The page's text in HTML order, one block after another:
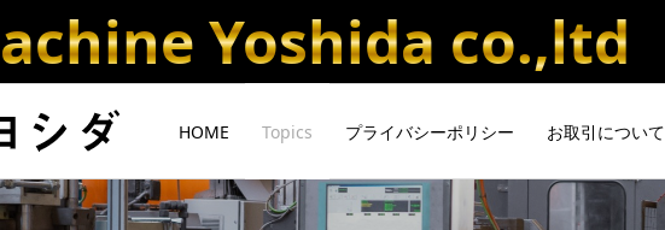
Yoshida co.,ltd
HOME Topics プライバシーポリシー お取引について